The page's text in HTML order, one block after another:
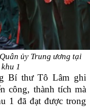
ủy Trung ương tại
1
Bí thư Tô Lâm ghi
công, thành tích mà
1 đã đạt được trong